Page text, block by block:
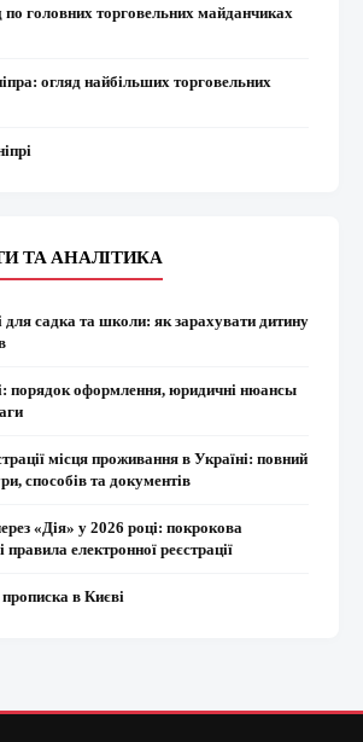
по головних торговельних майданчиках
огляд найбільших торговельних
ТА АНАЛІТИКА
для садка та школи: як зарахувати дитину
порядок оформлення, юридичні нюансы
місця проживання в Україні: повний
способів та документів
«Дія» у 2026 році: покрокова
правила електронної реєстрації
в Києві